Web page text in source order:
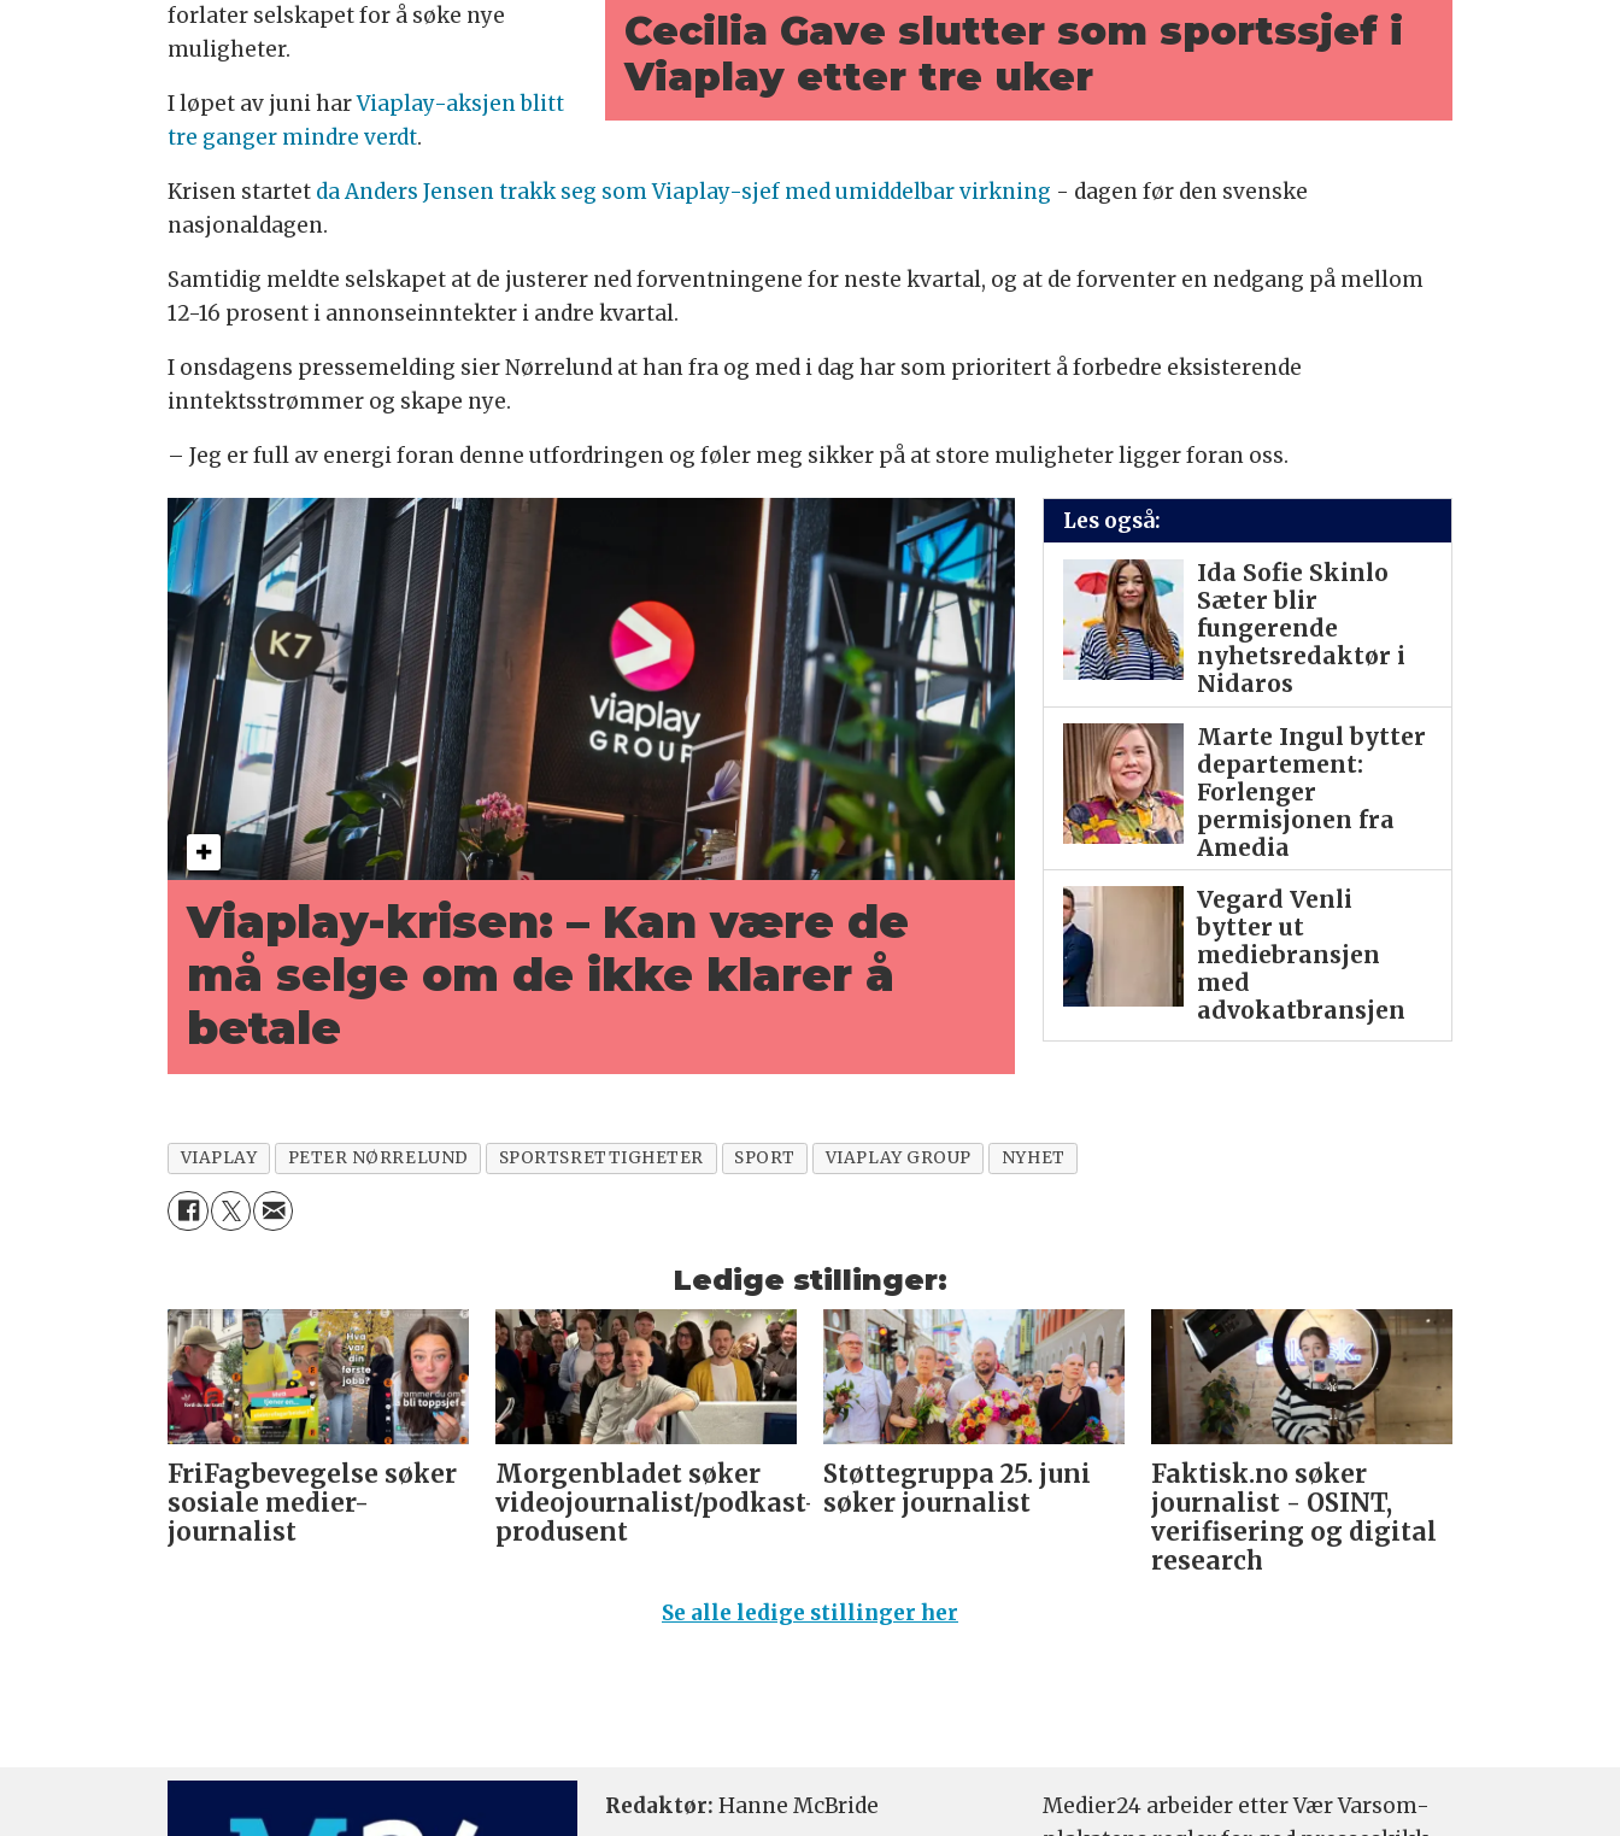
Cecilia Gave slutter som sportssjef i
Viaplay etter tre uker
forlater selskapet for å søke nye
muligheter.
I løpet av juni harViaplay-aksjen blitt
tre ganger mindre verdt.
Krisen startet da Anders Jensen trakk seg som Viaplay-sjef med umiddelbar virkning - dagen før den svenske
nasjonaldagen.
Samtidig meldte selskapet at de justerer ned forventningene for neste kvartal, og at de forventer en nedgang på mellom
12-16 prosent i annonseinntekter i andre kvartal.
I onsdagens pressemelding sier Nørrelund at han fra og med i dag har som prioritert å forbedre eksisterende
inntektsstrømmer og skape nye.
– Jeg er full av energi foran denne utfordringen og føler meg sikker på at store muligheter ligger foran oss.
Viaplay-krisen: – Kan være de
må selge om de ikke klarer å
betale
Les også:
Ida Sofie Skinlo
Sæter blir
fungerende
nyhetsredaktør i
Nidaros
Marte Ingul bytter
departement:
Forlenger
permisjonen fra
Amedia
Vegard Venli
bytter ut
mediebransjen
med
advokatbransjen
VIAPLAY PETER NØRRELUND SPORTSRETTIGHETER SPORT VIAPLAY GROUP NYHET
Ledige stillinger:
FriFagbevegelse søker
sosiale medier-
journalist
Morgenbladet søker
videojournalist/podkast-
produsent
Støttegruppa 25. juni
søker journalist
Faktisk.no søker
journalist - OSINT,
verifisering og digital
research­
Se alle ledige stillinger her
Redaktør: Hanne McBride
Medier24 arbeider etter Vær Varsom-